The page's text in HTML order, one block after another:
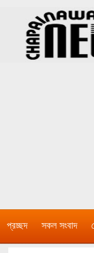
প্রচ্ছদ সকল সংবাদ